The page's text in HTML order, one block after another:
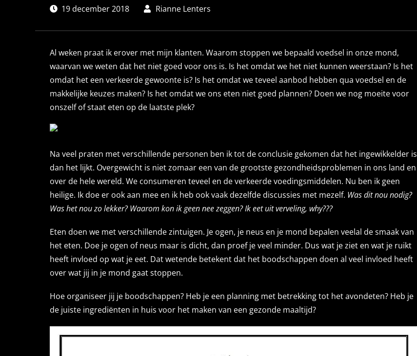
19 december 2018 Rianne Lenters
Al weken praat ik erover met mijn klanten. Waarom stoppen we bepaald voedsel in onze mond,
waarvan we weten dat het niet goed voor ons is. Is het omdat we het niet kunnen weerstaan? Is het
omdat het een verkeerde gewoonte is? Is het omdat we teveel aanbod hebben qua voedsel en de
makkelijke keuzes maken? Is het omdat we ons eten niet goed plannen? Doen we nog moeite voor
onszelf of staat eten op de laatste plek?
Na veel praten met verschillende personen ben ik tot de conclusie gekomen dat het ingewikkelder is
dan het lijkt. Overgewicht is niet zomaar een van de grootste gezondheidsproblemen in ons land en
over de hele wereld. We consumeren teveel en de verkeerde voedingsmiddelen. Nu ben ik geen
heilige. Ik doe er ook aan mee en ik heb ook vaak dezelfde discussies met mezelf. Was dit nou nodig?
Was het nou zo lekker? Waarom kon ik geen nee zeggen? Ik eet uit verveling, why???
Eten doen we met verschillende zintuigen. Je ogen, je neus en je mond bepalen veelal de smaak van
het eten. Doe je ogen of neus maar is dicht, dan proef je veel minder. Dus wat je ziet en wat je ruikt
heeft invloed op wat je eet. Dat wetende betekent dat het boodschappen doen al veel invloed heeft
over wat jij in je mond gaat stoppen.
Hoe organiseer jij je boodschappen? Heb je een planning met betrekking tot het avondeten? Heb je
de juiste ingrediënten in huis voor het maken van een gezonde maaltijd?